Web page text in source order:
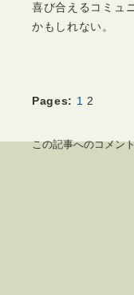
喜び合えるコミュ
かもしれない。
Pages: 1 2
この記事へのコメン